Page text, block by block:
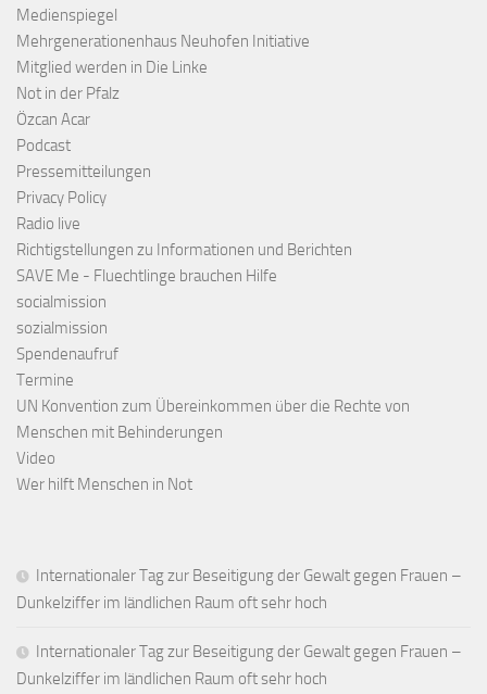
Medienspiegel
Mehrgenerationenhaus Neuhofen Initiative
Mitglied werden in Die Linke
Not in der Pfalz
Özcan Acar
Podcast
Pressemitteilungen
Privacy Policy
Radio live
Richtigstellungen zu Informationen und Berichten
SAVE Me - Fluechtlinge brauchen Hilfe
socialmission
sozialmission
Spendenaufruf
Termine
UN Konvention zum Übereinkommen über die Rechte von
Menschen mit Behinderungen
Video
Wer hilft Menschen in Not
Internationaler Tag zur Beseitigung der Gewalt gegen Frauen –
Dunkelziffer im ländlichen Raum oft sehr hoch
Internationaler Tag zur Beseitigung der Gewalt gegen Frauen –
Dunkelziffer im ländlichen Raum oft sehr hoch